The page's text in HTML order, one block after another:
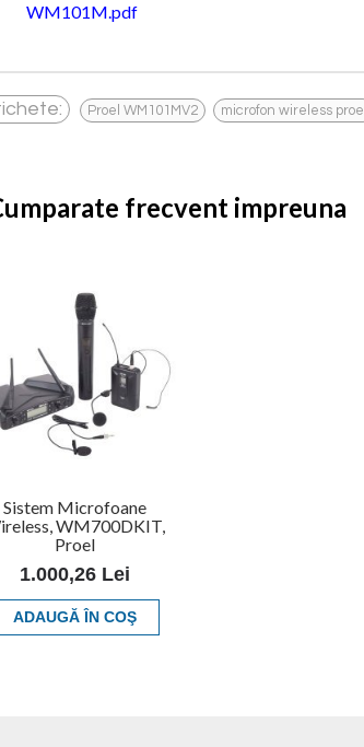
WM101M.pdf
Proel WM101MV2 microfon wireless proel
frecvent impreuna
Sistem Microfoane
WM700DKIT,
Proel
1.000,26 Lei
ADAUGĂ ÎN COŞ